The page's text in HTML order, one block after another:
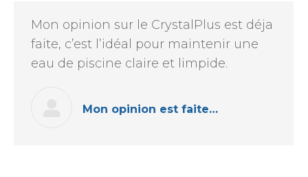
Mon opinion sur le CrystalPlus est déja
faite, c’est l’idéal pour maintenir une
eau de piscine claire et limpide.
Mon opinion est faite…